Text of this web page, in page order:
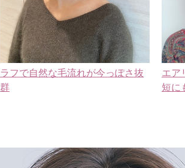
ラフで自然な毛流れが今っぽさ抜
群
エア
短に